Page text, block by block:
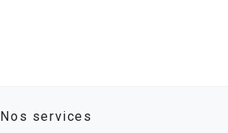
Nos services